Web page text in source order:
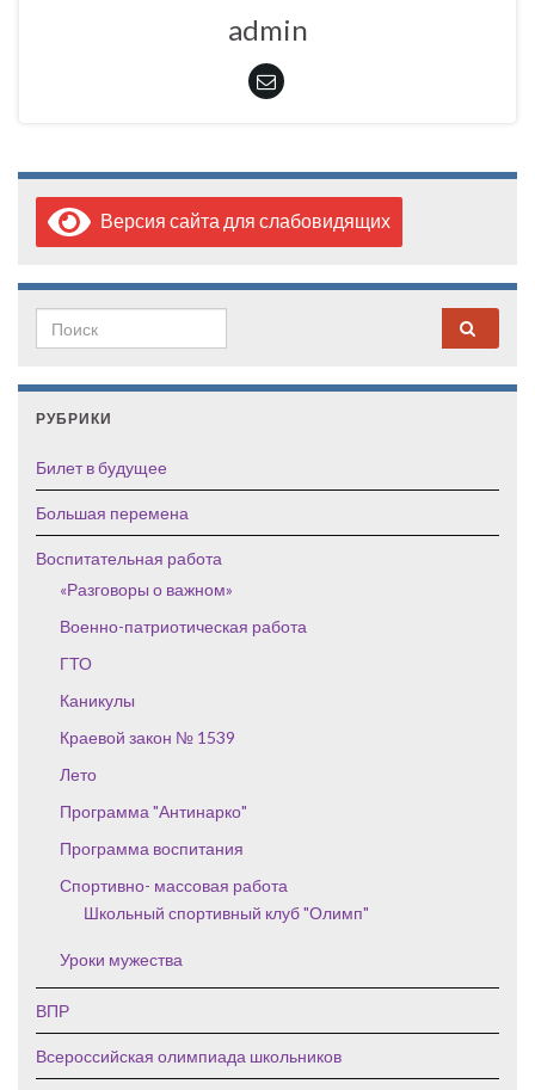
admin
Версия сайта для слабовидящих
Search for:
РУБРИКИ
Билет в будущее
Большая перемена
Воспитательная работа
«Разговоры о важном»
Военно-патриотическая работа
ГТО
Каникулы
Краевой закон № 1539
Лето
Программа "Антинарко"
Программа воспитания
Спортивно- массовая работа
Школьный спортивный клуб "Олимп"
Уроки мужества
ВПР
Всероссийская олимпиада школьников